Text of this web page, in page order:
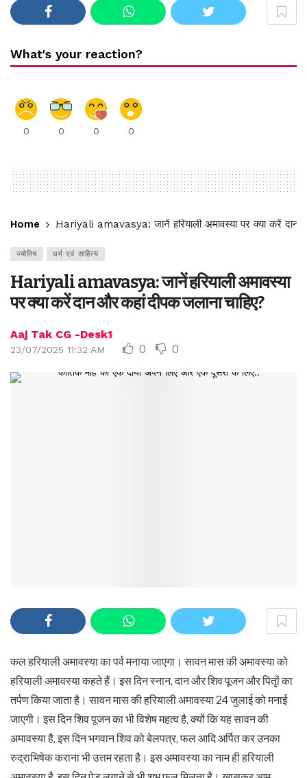
What's your reaction?
0 0 0 0
Home Hariyali amavasya: जानें हरियाली अमावस्या पर क्या करें दान
ज्योतिष धर्म एवं साहित्य
Hariyali amavasya: जानें हरियाली अमावस्या
पर क्या करें दान और कहां दीपक जलाना चाहिए?
Aaj Tak CG -Desk1
23/07/2025 11:32 AM 0 0
कल हरियाली अमावस्या का पर्व मनाया जाएगा। सावन मास की अमावस्या को
हरियाली अमावस्या कहते हैं। इस दिन स्नान, दान और शिव पूजन और पितृों का
तर्पण किया जाता है। सावन मास की हरियाली अमावस्या 24 जुलाई को मनाई
जाएगी। इस दिन शिव पूजन का भी विशेष महत्व है, क्यों कि यह सावन की
अमावस्या है, इस दिन भगवान शिव को बेलपत्र, फल आदि अर्पित कर उनका
रुद्राभिषेक कराना भी उत्तम रहता है। इस अमावस्या का नाम ही हरियाली